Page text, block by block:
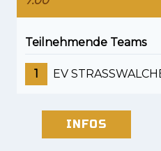
Teilnehmende Teams
1 EV
INFOS